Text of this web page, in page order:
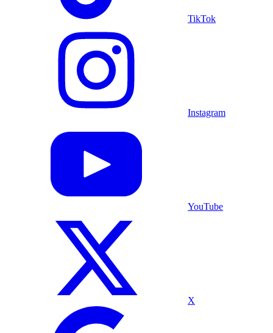
TikTok
Instagram
YouTube
X